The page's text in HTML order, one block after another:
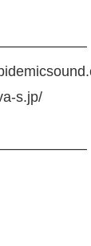
s.jp/